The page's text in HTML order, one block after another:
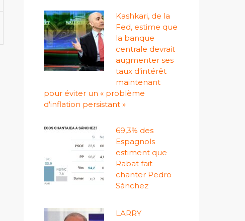
Kashkari, de la
Fed, estime que
la banque
centrale devrait
augmenter ses
taux d'intérêt
maintenant
pour éviter un « problème
d'inflation persistant »
69,3% des
Espagnols
estiment que
Rabat fait
chanter Pedro
Sánchez
LARRY